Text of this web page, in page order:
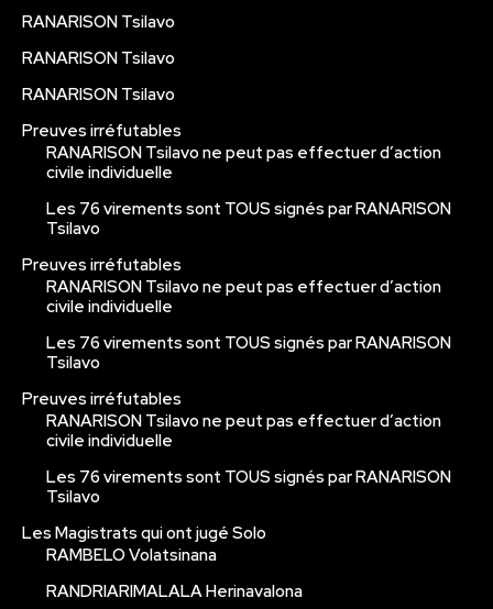
RANARISON Tsilavo
RANARISON Tsilavo
RANARISON Tsilavo
Preuves irréfutables
RANARISON Tsilavo ne peut pas effectuer d’action
civile individuelle
Les 76 virements sont TOUS signés par RANARISON
Tsilavo
Preuves irréfutables
RANARISON Tsilavo ne peut pas effectuer d’action
civile individuelle
Les 76 virements sont TOUS signés par RANARISON
Tsilavo
Preuves irréfutables
RANARISON Tsilavo ne peut pas effectuer d’action
civile individuelle
Les 76 virements sont TOUS signés par RANARISON
Tsilavo
Les Magistrats qui ont jugé Solo
RAMBELO Volatsinana
RANDRIARIMALALA Herinavalona